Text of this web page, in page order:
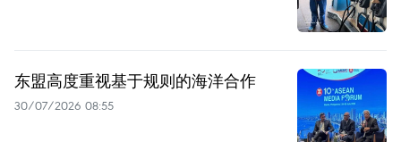
东盟高度重视基于规则的海洋合作
30/07/2026 08:55